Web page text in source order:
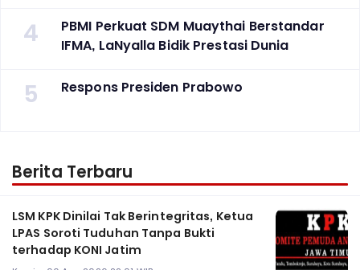
4
PBMI Perkuat SDM Muaythai Berstandar
IFMA, LaNyalla Bidik Prestasi Dunia
5 Respons Presiden Prabowo
Berita Terbaru
LSM KPK Dinilai Tak Berintegritas, Ketua
LPAS Soroti Tuduhan Tanpa Bukti
terhadap KONI Jatim